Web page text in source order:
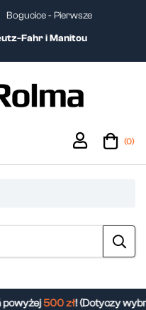
Bogucice - Pierwsze
Fahr i Manitou
(0)
500 zł! (Dotyczy